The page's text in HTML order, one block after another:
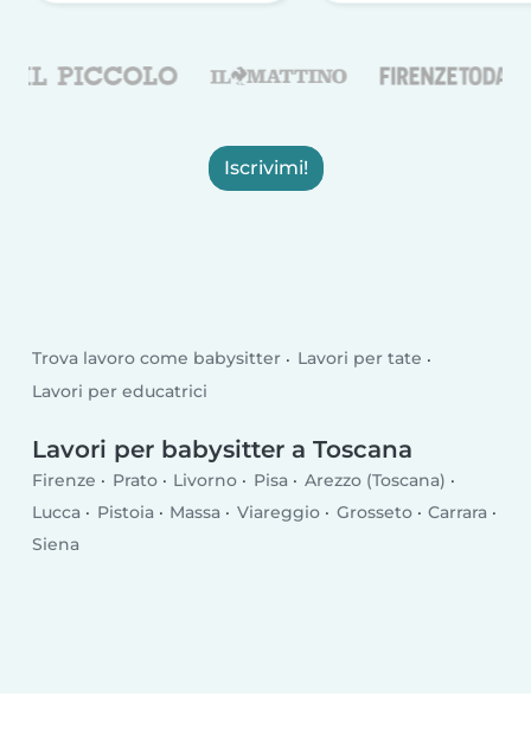
Iscrivimi!
Trova lavoro come babysitter
Lavori per tate
Lavori per educatrici
Lavori per babysitter a Toscana
Firenze Prato Livorno Pisa
Arezzo (Toscana)
Lucca
Pistoia Massa Viareggio Grosseto
Carrara
Siena